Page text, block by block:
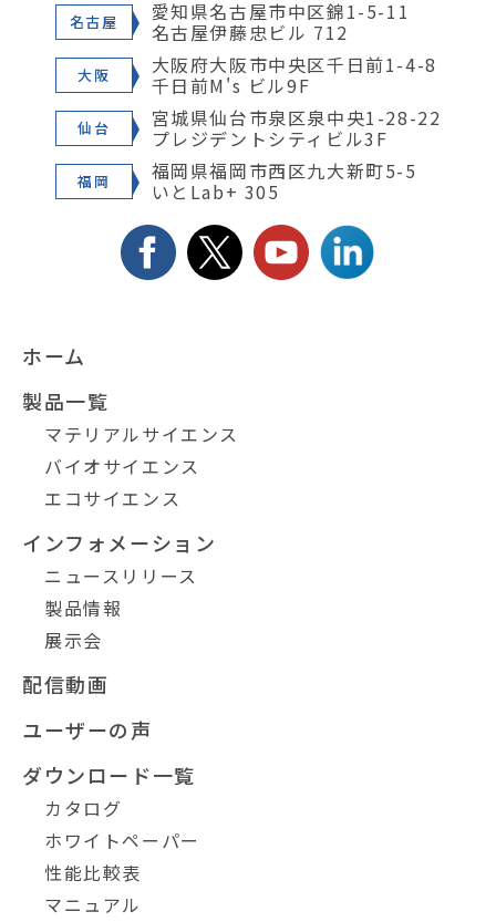
名古屋 愛知県名古屋市中区錦1-5-11
名古屋伊藤忠ビル 712
大阪 大阪府大阪市中央区千日前1-4-8
千日前M's ビル9F
仙台 宮城県仙台市泉区泉中央1-28-22
プレジデントシティビル3F
福岡 福岡県福岡市西区九大新町5-5
いとLab+ 305
ホーム
製品一覧
マテリアルサイエンス
バイオサイエンス
エコサイエンス
インフォメーション
ニュースリリース
製品情報
展示会
配信動画
ユーザーの声
ダウンロード一覧
カタログ
ホワイトペーパー
性能比較表
マニュアル